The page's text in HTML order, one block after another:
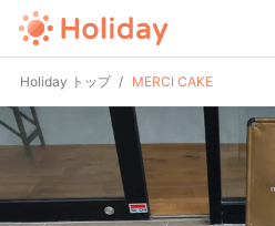
Holiday トップ MERCI CAKE